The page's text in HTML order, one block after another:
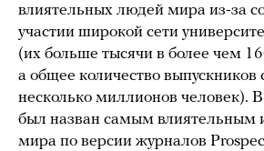
влиятельных людей мира из-за
участии широкой сети
(их больше тысячи в более чем
а общее количество выпускников
несколько миллионов человек).
был назван самым влиятельным
мира по версии журналов